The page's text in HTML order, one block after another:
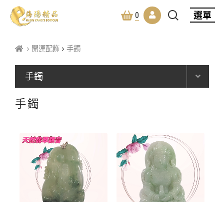
0 選單
開運配飾 手鐲
手鐲
手鐲